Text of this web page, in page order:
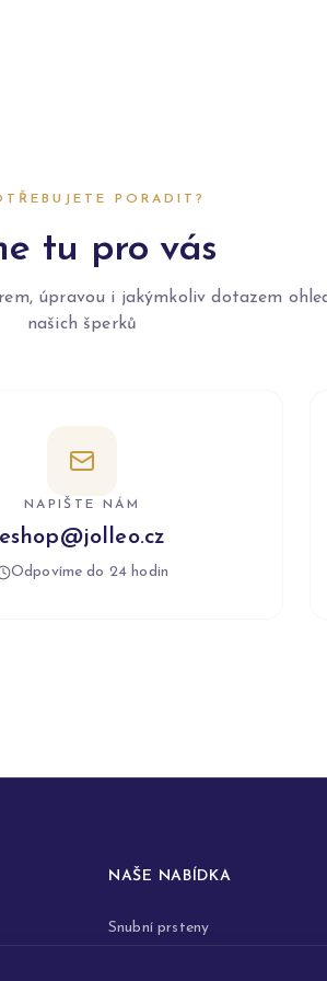
PORADIT?
tu pro vás
úpravou i jakýmkoliv dotazem
našich šperků
NAPIŠTE NÁM
eshop@jolleo.cz
Odpovíme do 24 hodin
NAŠE NABÍDKA
Snubní prsteny